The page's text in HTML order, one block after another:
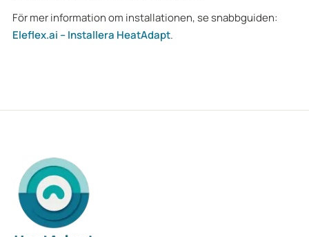
För mer information om installationen, se snabbguiden:
Eleflex.ai – Installera HeatAdapt.